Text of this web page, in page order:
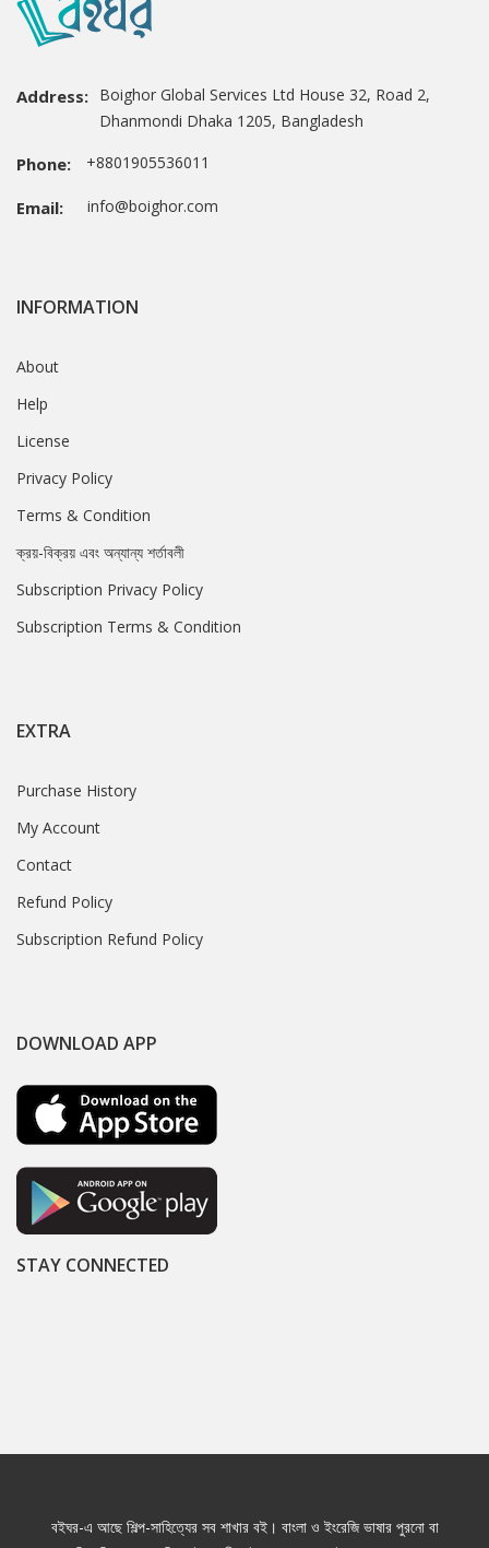
Address: Boighor Global Services Ltd House 32, Road 2,
Dhanmondi Dhaka 1205, Bangladesh
Phone: +8801905536011
Email: info@boighor.com
INFORMATION
About
Help
License
Privacy Policy
Terms & Condition
ক্রয়-বিক্রয় এবং অন্যান্য শর্তাবলী
Subscription Privacy Policy
Subscription Terms & Condition
EXTRA
Purchase History
My Account
Contact
Refund Policy
Subscription Refund Policy
DOWNLOAD APP
STAY CONNECTED
বইঘর-এ আছে শিল্প-সাহিত্যের সব শাখার বই। বাংলা ও ইংরেজি ভাষার পুরনো বা